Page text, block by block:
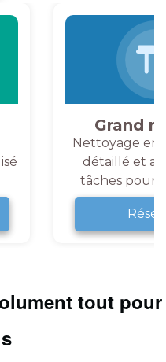
Grand
Nettoyage en
détaillé et
tâches pour
tout pour